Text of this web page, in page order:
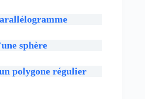
sphère
polygone régulier